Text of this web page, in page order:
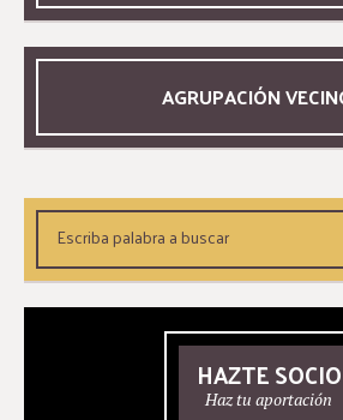
AGRUPACIÓN
HAZTE SOCIO
Haz tu aportación